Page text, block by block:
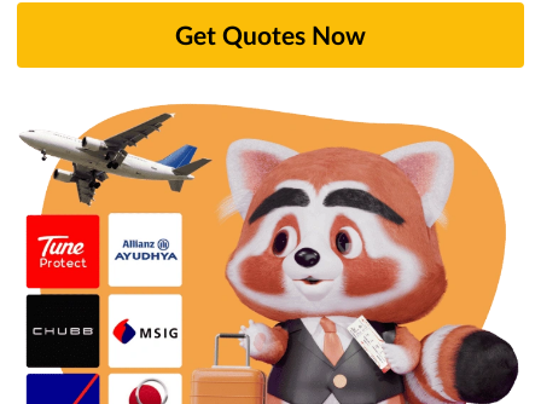
Get Quotes Now